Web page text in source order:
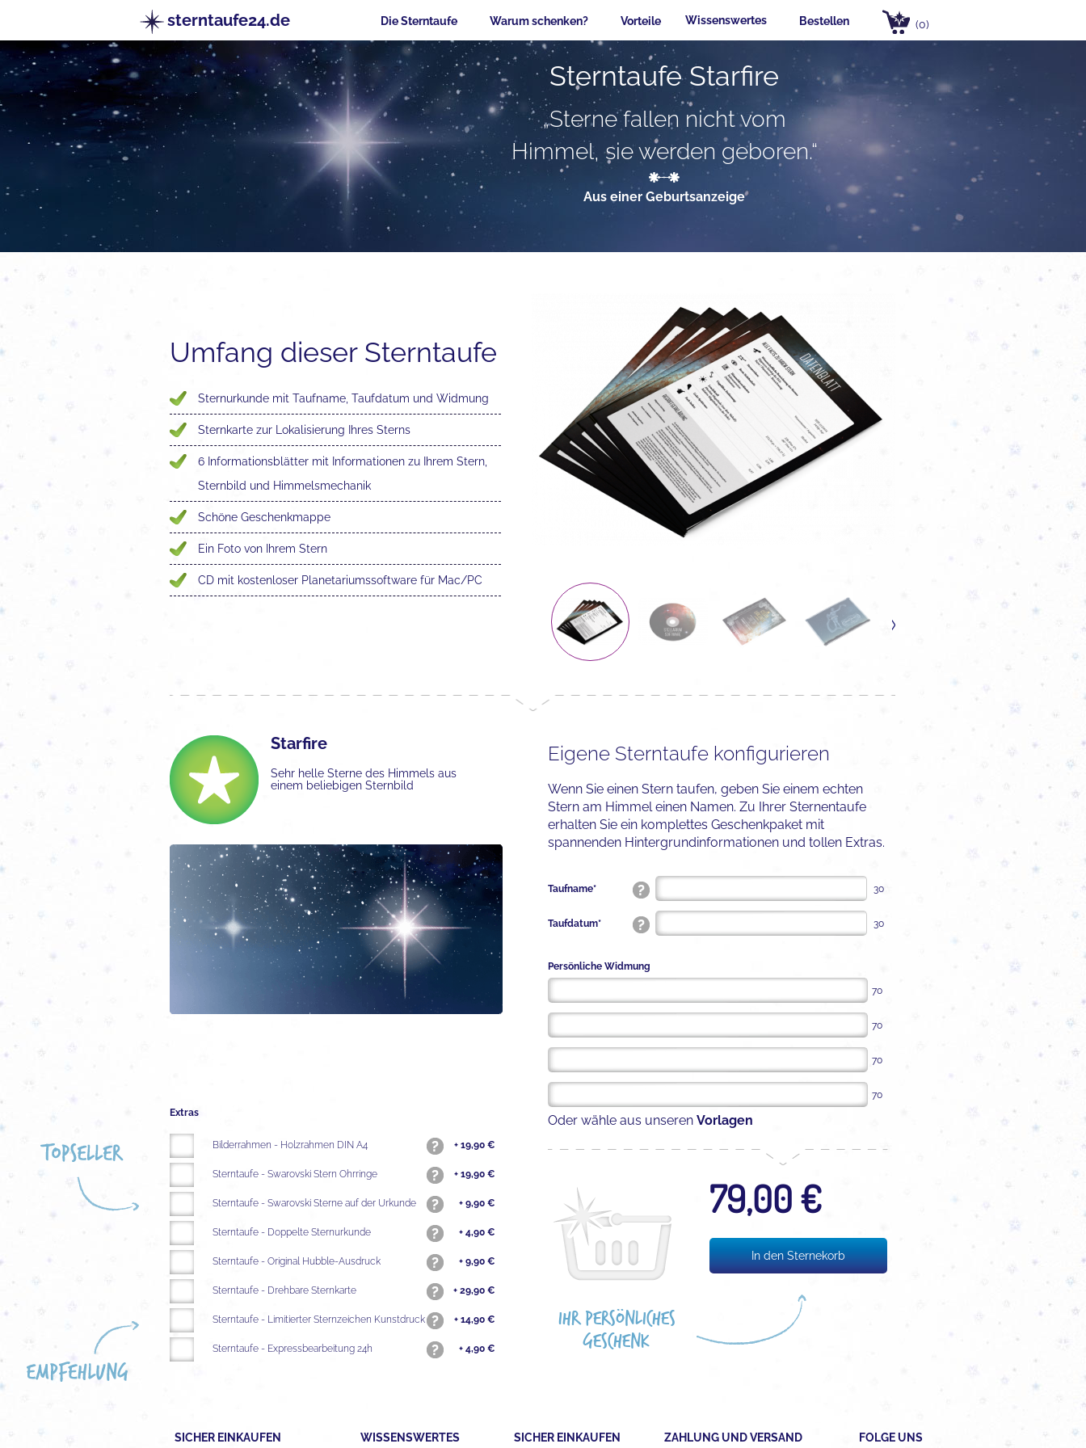
sterntaufe24.de Die Sterntaufe Warum schenken? Vorteile Wissenswertes Bestellen (0)
Sterntaufe Starfire
„Sterne fallen nicht vom
Himmel, sie werden geboren.“
Aus einer Geburtsanzeige
Umfang dieser Sterntaufe
Sternurkunde mit Taufname, Taufdatum und Widmung
Sternkarte zur Lokalisierung Ihres Sterns
6 Informationsblätter mit Informationen zu Ihrem Stern,
Sternbild und Himmelsmechanik
Schöne Geschenkmappe
Ein Foto von Ihrem Stern
CD mit kostenloser Planetariumssoftware für Mac/PC
Starfire
Sehr helle Sterne des Himmels aus
einem beliebigen Sternbild
Extras
Bilderrahmen - Holzrahmen DIN A4 + 19,90 €
Sterntaufe - Swarovski Stern Ohrringe + 19,90 €
Sterntaufe - Swarovski Sterne auf der Urkunde + 9,90 €
Sterntaufe - Doppelte Sternurkunde + 4,90 €
Sterntaufe - Original Hubble-Ausdruck + 9,90 €
Sterntaufe - Drehbare Sternkarte + 29,90 €
Sterntaufe - Limitierter Sternzeichen Kunstdruck + 14,90 €
Sterntaufe - Expressbearbeitung 24h + 4,90 €
Eigene Sterntaufe konfigurieren
Wenn Sie einen Stern taufen, geben Sie einem echten
Stern am Himmel einen Namen. Zu Ihrer Sternentaufe
erhalten Sie ein komplettes Geschenkpaket mit
spannenden Hintergrundinformationen und tollen Extras.
Taufname* 30
Taufdatum* 30
Persönliche Widmung
70
70
70
70
Oder wähle aus unseren Vorlagen
79,00 €
Ihr persönliches
Geschenk
SICHER EINKAUFEN WISSENSWERTES SICHER EINKAUFEN ZAHLUNG UND VERSAND FOLGE UNS